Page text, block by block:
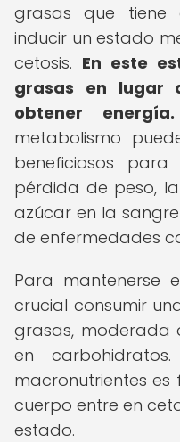
grasas que tiene
inducir un estado
cetosis. En este
grasas en lugar
obtener energía.
metabolismo
beneficiosos
pérdida de peso,
azúcar en la
de enfermedades
Para mantenerse
crucial consumir
grasas, moderada
en
macronutrientes
cuerpo entre en
estado.